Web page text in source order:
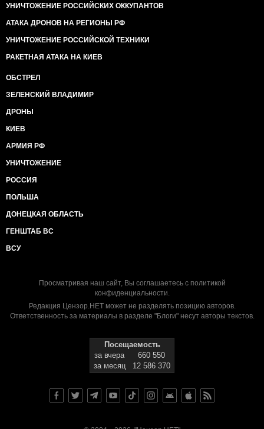
УНИЧТОЖЕНИЕ РОССИЙСКИХ ОККУПАНТОВ
АТАКА ДРОНОВ НА РЕГИОНЫ РФ
УНИЧТОЖЕНИЕ РОССИЙСКОЙ ТЕХНИКИ
РАКЕТНАЯ АТАКА НА КИЕВ
ОБСТРЕЛ
ЗЕЛЕНСКИЙ ВЛАДИМИР
ДРОНЫ
КИЕВ
АРМИЯ РФ
УНИЧТОЖЕНИЕ
РОССИЯ
ПОЛЬША
ДОНЕЦКАЯ ОБЛАСТЬ
ГЕНШТАБ ВС
ВСУ
Просматривая наш сайт, Вы соглашаетесь с политикой
конфиденциальности.
Редакция Цензор.НЕТ может не разделять позицию авторов.
Ответственность за материалы в разделе "Блоги" несут авторы текстов.
Посещаемость
за вчера
660 550
за месяц
12 586 370